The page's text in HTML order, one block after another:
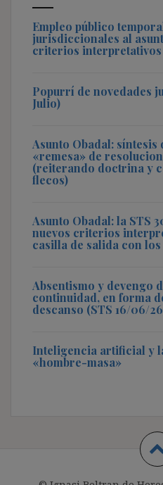
Empleo público
jurisdiccionales al
criterios interpretativos
Popurrí de novedades
Julio)
Asunto Obadal: síntesis
«remesa» de
(reiterando doctrina y
flecos)
Asunto Obadal: la STS
nuevos criterios
casilla de salida con
Absentismo y devengo
continuidad, en forma
descanso (STS 16/06/
Inteligencia artificial y
«hombre-masa»